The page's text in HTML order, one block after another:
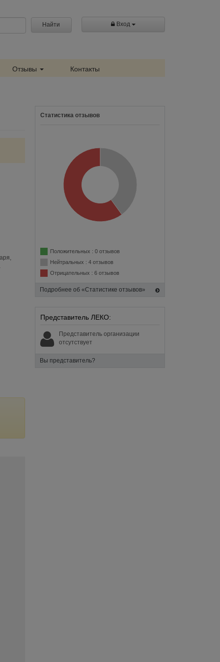
Найти Вход
Отзывы Контакты
Статистика отзывов
Положительных : 0 отзывов
Нейтральных : 4 отзывов
Отрицательных : 6 отзывов
Подробнее об «Статистике отзывов»
Представитель ЛЕКО:
Представитель организации
отсутствует
Вы представитель?